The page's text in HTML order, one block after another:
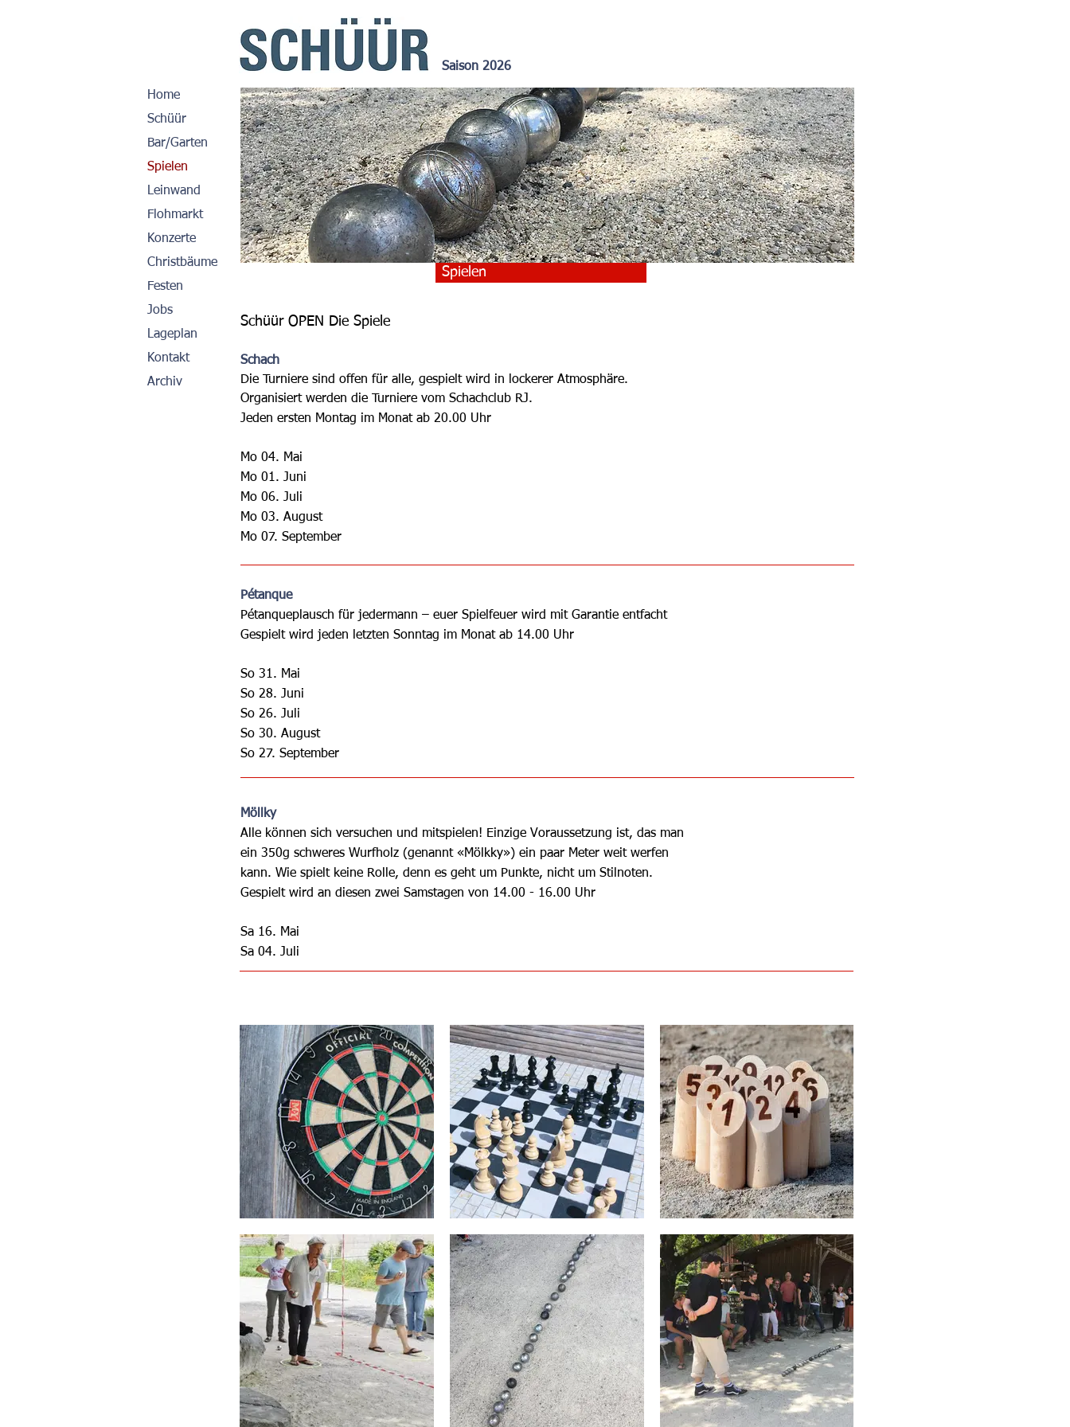
Saison 2026
Bar/Garten
Spielen
Schüür OPEN Die Spiele
Schach
Die Turniere sind offen für alle, gespielt wird in lockerer Atmosphäre.
Organisiert werden die Turniere vom Schachclub RJ.
Jeden ersten Montag im Monat ab 20.00 Uhr
Mo 04. Mai
Mo 01. Juni
Mo 06. Juli
Mo 03. August
Mo 07. September
Pétanque
Pétanqueplausch für jedermann – euer Spielfeuer wird mit Garantie entfacht
Gespielt wird jeden letzten Sonntag im Monat ab 14.00 Uhr
So 31. Mai
So 28. Juni
So 26. Juli
So 30. August
So 27. September
Möllky
Alle können sich versuchen und mitspielen! Einzige Voraussetzung ist, das man
ein 350g schweres Wurfholz (genannt «Mölkky») ein paar Meter weit werfen
kann. Wie spielt keine Rolle, denn es geht um Punkte, nicht um Stilnoten.
Gespielt wird an diesen zwei Samstagen von 14.00 - 16.00 Uhr
Sa 16. Mai
Sa 04. Juli
Home
Schüür
Bar/Garten
Spielen
Leinwand
Flohmarkt
Konzerte
Christbäume
Festen
Jobs
Lageplan
Kontakt
Archiv